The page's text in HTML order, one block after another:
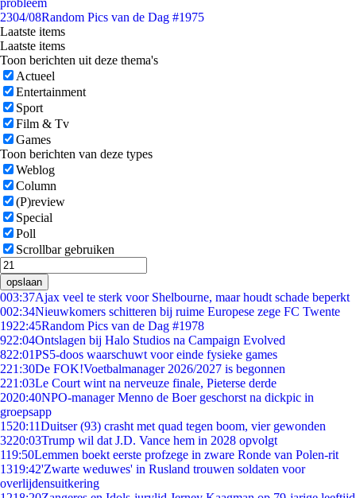
probleem
2304/08Random Pics van de Dag #1975
Laatste items
Laatste items
Toon berichten uit deze thema's
Actueel
Entertainment
Sport
Film & Tv
Games
Toon berichten van deze types
Weblog
Column
(P)review
Special
Poll
Scrollbar gebruiken
opslaan
003:37Ajax veel te sterk voor Shelbourne, maar houdt schade beperkt
002:34Nieuwkomers schitteren bij ruime Europese zege FC Twente
1922:45Random Pics van de Dag #1978
922:04Ontslagen bij Halo Studios na Campaign Evolved
822:01PS5-doos waarschuwt voor einde fysieke games
221:30De FOK!Voetbalmanager 2026/2027 is begonnen
221:03Le Court wint na nerveuze finale, Pieterse derde
2020:40NPO-manager Menno de Boer geschorst na dickpic in
groepsapp
1520:11Duitser (93) crasht met quad tegen boom, vier gewonden
3220:03Trump wil dat J.D. Vance hem in 2028 opvolgt
119:50Lemmen boekt eerste profzege in zware Ronde van Polen-rit
1319:42'Zwarte weduwes' in Rusland trouwen soldaten voor
overlijdensuitkering